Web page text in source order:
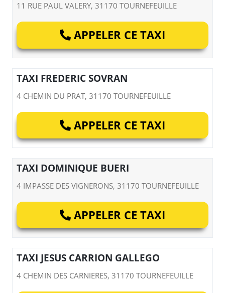
11 RUE PAUL VALERY, 31170 TOURNEFEUILLE
APPELER CE TAXI
TAXI FREDERIC SOVRAN
4 CHEMIN DU PRAT, 31170 TOURNEFEUILLE
APPELER CE TAXI
TAXI DOMINIQUE BUERI
4 IMPASSE DES VIGNERONS, 31170 TOURNEFEUILLE
APPELER CE TAXI
TAXI JESUS CARRION GALLEGO
4 CHEMIN DES CARNIERES, 31170 TOURNEFEUILLE